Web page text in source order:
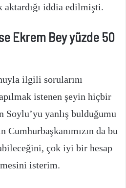
aktardığı iddia edilmişti.
Ekrem Bey yüzde 50
ilgili sorularını
istenen şeyin hiçbir
Soylu’yu yanlış bulduğumu
Cumhurbaşkanımızın da bu
çok iyi bir hesap
isterim.